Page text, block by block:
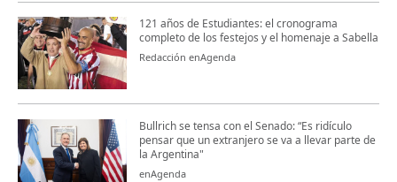
121 años de Estudiantes: el cronograma
completo de los festejos y el homenaje a Sabella
Redacción enAgenda
Bullrich se tensa con el Senado: “Es ridículo
pensar que un extranjero se va a llevar parte de
la Argentina"
enAgenda